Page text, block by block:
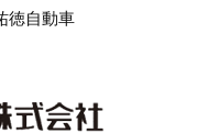
徳自動車